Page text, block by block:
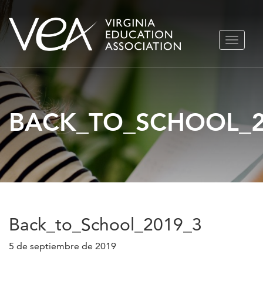
Ir
Back_to_School_2019_3
5 de septiembre de 2019